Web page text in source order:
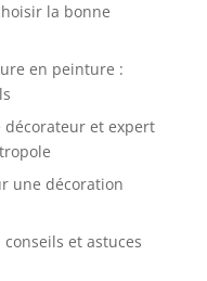
la bonne
en peinture :
décorateur et expert
une décoration
conseils et astuces